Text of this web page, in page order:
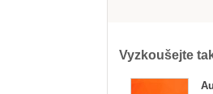
Vyzkoušejte